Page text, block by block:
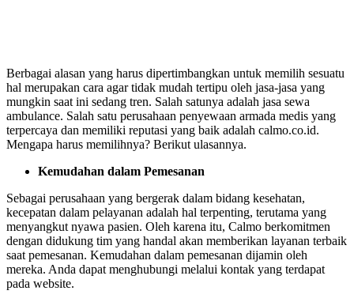
Berbagai alasan yang harus dipertimbangkan untuk memilih sesuatu
hal merupakan cara agar tidak mudah tertipu oleh jasa-jasa yang
mungkin saat ini sedang tren. Salah satunya adalah jasa sewa
ambulance. Salah satu perusahaan penyewaan armada medis yang
terpercaya dan memiliki reputasi yang baik adalah calmo.co.id.
Mengapa harus memilihnya? Berikut ulasannya.
Kemudahan dalam Pemesanan
Sebagai perusahaan yang bergerak dalam bidang kesehatan,
kecepatan dalam pelayanan adalah hal terpenting, terutama yang
menyangkut nyawa pasien. Oleh karena itu, Calmo berkomitmen
dengan didukung tim yang handal akan memberikan layanan terbaik
saat pemesanan. Kemudahan dalam pemesanan dijamin oleh
mereka. Anda dapat menghubungi melalui kontak yang terdapat
pada website.